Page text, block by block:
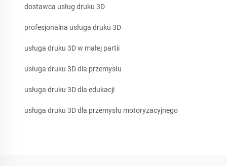
dostawca usług druku 3D
profesjonalna usługa druku 3D
usługa druku 3D w małej partii
usługa druku 3D dla przemysłu
usługa druku 3D dla edukacji
usługa druku 3D dla przemysłu motoryzacyjnego